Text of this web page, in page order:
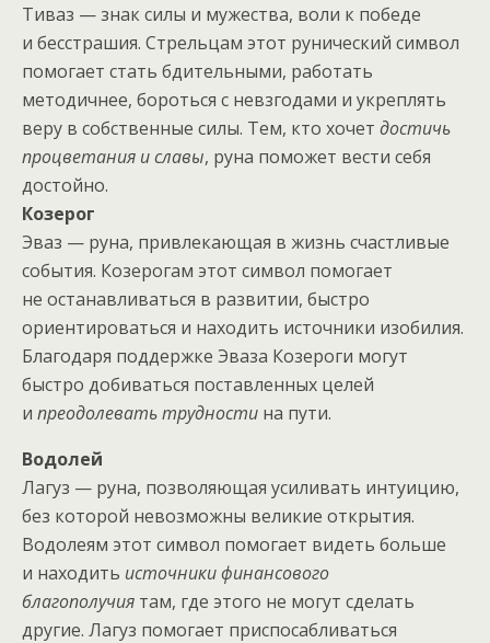
Тиваз — знак силы и мужества, воли к победе
и бесстрашия. Стрельцам этот рунический символ
помогает стать бдительными, работать
методичнее, бороться с невзгодами и укреплять
веру в собственные силы. Тем, кто хочет достичь
процветания и славы, руна поможет вести себя
достойно.
Козерог
Эваз — руна, привлекающая в жизнь счастливые
события. Козерогам этот символ помогает
не останавливаться в развитии, быстро
ориентироваться и находить источники изобилия.
Благодаря поддержке Эваза Козероги могут
быстро добиваться поставленных целей
и преодолевать трудности на пути.
Водолей
Лагуз — руна, позволяющая усиливать интуицию,
без которой невозможны великие открытия.
Водолеям этот символ помогает видеть больше
и находить источники финансового
благополучия там, где этого не могут сделать
другие. Лагуз помогает приспосабливаться